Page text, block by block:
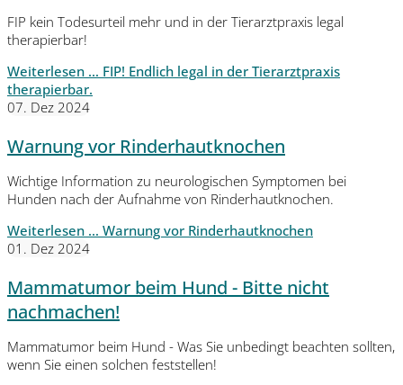
FIP kein Todesurteil mehr und in der Tierarztpraxis legal
therapierbar!
Weiterlesen … FIP! Endlich legal in der Tierarztpraxis
therapierbar.
07. Dez 2024
Warnung vor Rinderhautknochen
Wichtige Information zu neurologischen Symptomen bei
Hunden nach der Aufnahme von Rinderhautknochen.
Weiterlesen … Warnung vor Rinderhautknochen
01. Dez 2024
Mammatumor beim Hund - Bitte nicht
nachmachen!
Mammatumor beim Hund - Was Sie unbedingt beachten sollten,
wenn Sie einen solchen feststellen!